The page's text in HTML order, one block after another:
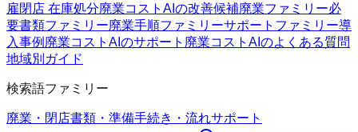
雇閉店 在庫処分廃業コストAIの改善候補廃業ファミリー必
要書類ファミリー廃業手順ファミリーサポートファミリー導
入事例 廃業コストAIのサポート 廃業コストAIのよくある質問
地域別ガイド
検索語ファミリー
廃業・閉店書類・準備手続き・流れサポート